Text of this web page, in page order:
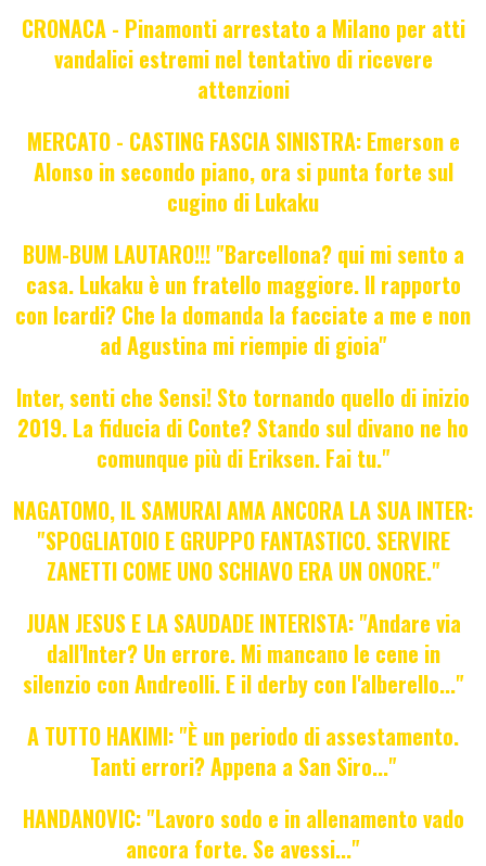
CRONACA - Pinamonti arrestato a Milano per atti
vandalici estremi nel tentativo di ricevere
attenzioni
MERCATO - CASTING FASCIA SINISTRA: Emerson e
Alonso in secondo piano, ora si punta forte sul
cugino di Lukaku
BUM-BUM LAUTARO!!! "Barcellona? qui mi sento a
casa. Lukaku è un fratello maggiore. Il rapporto
con Icardi? Che la domanda la facciate a me e non
ad Agustina mi riempie di gioia"
Inter, senti che Sensi! Sto tornando quello di inizio
2019. La fiducia di Conte? Stando sul divano ne ho
comunque più di Eriksen. Fai tu."
NAGATOMO, IL SAMURAI AMA ANCORA LA SUA INTER:
"SPOGLIATOIO E GRUPPO FANTASTICO. SERVIRE
ZANETTI COME UNO SCHIAVO ERA UN ONORE."
JUAN JESUS E LA SAUDADE INTERISTA: "Andare via
dall'Inter? Un errore. Mi mancano le cene in
silenzio con Andreolli. E il derby con l'alberello..."
A TUTTO HAKIMI: "È un periodo di assestamento.
Tanti errori? Appena a San Siro..."
HANDANOVIC: "Lavoro sodo e in allenamento vado
ancora forte. Se avessi..."